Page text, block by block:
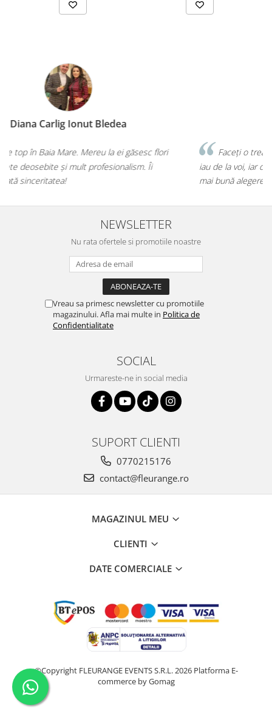
Diana Illés
Faceți o treabă minunată! Orice buchet sau aranjament îl
iau de la voi, iar de fiecare dată mi-ați confirmat că am făcut cea
mai bună alegere!💕
NEWSLETTER
Nu rata ofertele si promotiile noastre
Vreau sa primesc newsletter cu promotiile
magazinului. Afla mai multe in Politica de
Confidentialitate
SOCIAL
Urmareste-ne in social media
SUPORT CLIENTI
0770215176
contact@fleurange.ro
MAGAZINUL MEU
CLIENTI
DATE COMERCIALE
©Copyright FLEURANGE EVENTS S.R.L. 2026 Platforma E-
commerce by Gomag